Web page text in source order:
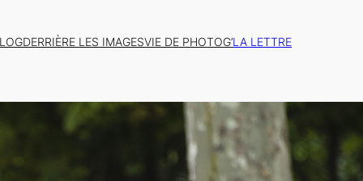
DERRIÈRE LES IMAGESVIE DE PHOTOG’LA LETTRE